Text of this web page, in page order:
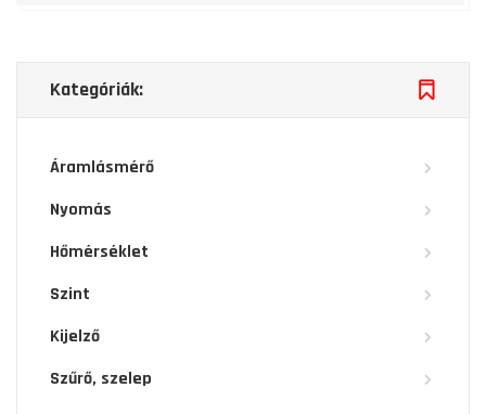
Kategóriák:
Áramlásmérő
Nyomás
Hőmérséklet
Szint
Kijelző
Szűrő, szelep